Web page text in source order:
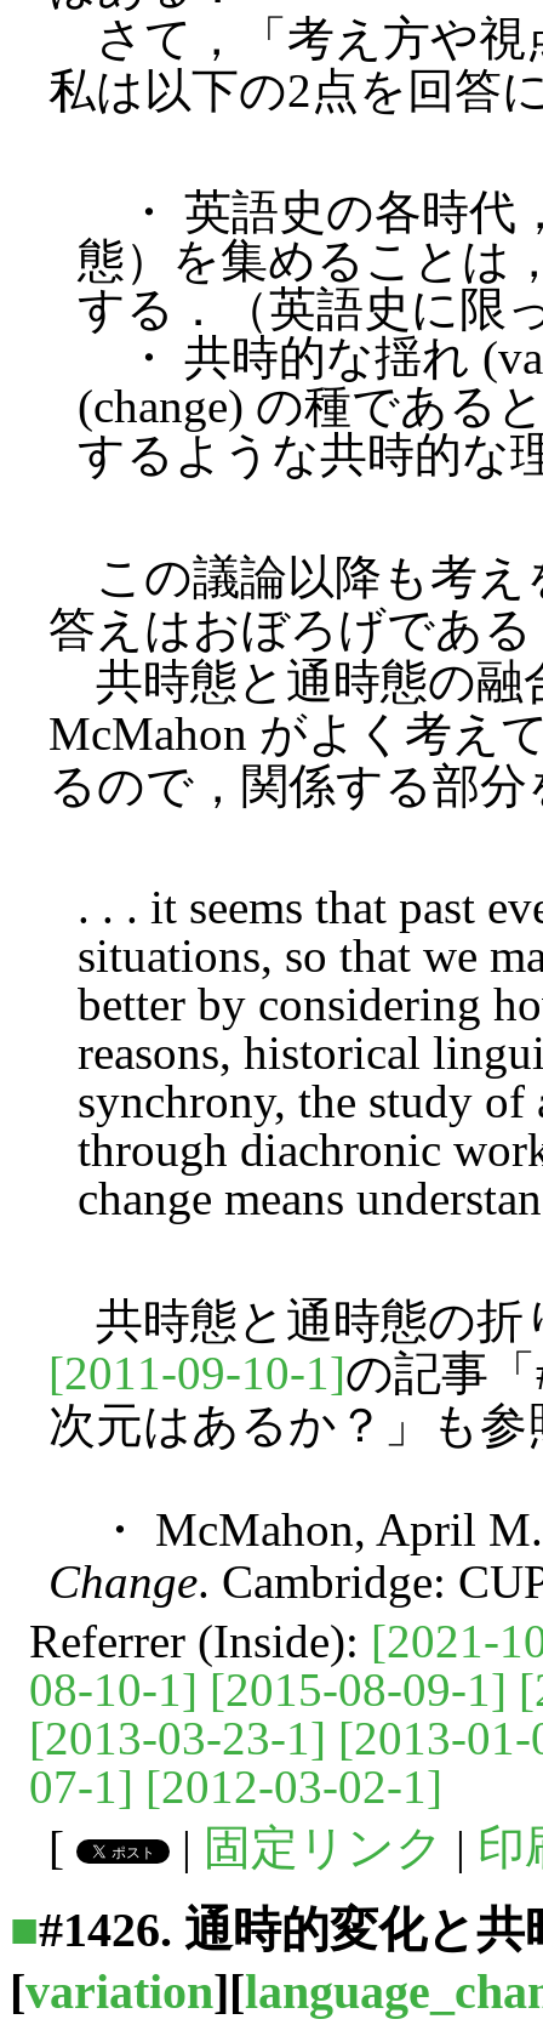
さて，「考え方や視
私は以下の2点を回答
・ 英語史の各時代
態）を集めることは
する．（英語史に限
・ 共時的な揺れ
(change) の種である
するような共時的な
この議論以降も考え
答えはおぼろげである
共時態と通時態の融
McMahon がよく考え
るので，関係する部
. . . it seems that past
situations, so that we
better by considering
reasons, historical
synchrony, the study of
through diachronic
change means
共時態と通時態の折
[2011-09-10-1]の記事
次元はあるか？」も参
・ McMahon, April
Change. Cambridge:
Referrer (Inside): [2021-
08-10-1] [2015-08-09-1]
[2013-03-23-1] [2013-
07-1] [2012-03-02-1]
[
| 固定リンク | 印
■#1426. 通時的変化と
[variation][